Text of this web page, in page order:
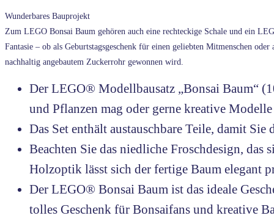
Wunderbares Bauprojekt
Zum LEGO Bonsai Baum gehören auch eine rechteckige Schale und ein
Fantasie – ob als Geburtstagsgeschenk für einen geliebten Mitmenschen
nachhaltig angebautem Zuckerrohr gewonnen wird.
Der LEGO® Modellbausatz „Bonsai Baum“
und Pflanzen mag oder gerne kreative
Das Set enthält austauschbare Teile, damit
Beachten Sie das niedliche Froschdesign,
Holzoptik lässt sich der fertige Baum elegant
Der LEGO® Bonsai Baum ist das ideale
tolles Geschenk für Bonsaifans und kreative